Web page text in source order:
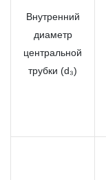
Внутренний
диаметр
центральной
трубки (d₃)